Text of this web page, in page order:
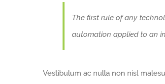
The first rule of any
automation applied to an
Vestibulum ac nulla non nisl